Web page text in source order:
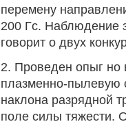
перемену
200 Гс. Наблюдение
говорит о двух
2. Проведен опыг но
плазменно-пылевую
наклона разрядной
поле силы тяжести.